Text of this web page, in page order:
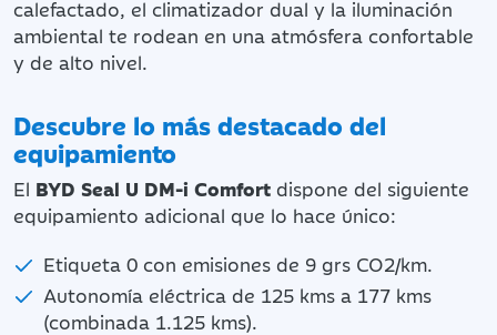
calefactado, el climatizador dual y la iluminación
ambiental te rodean en una atmósfera confortable
y de alto nivel.
Descubre lo más destacado del
equipamiento
El BYD Seal U DM-i Comfort dispone del siguiente
equipamiento adicional que lo hace único:
Etiqueta 0 con emisiones de 9 grs CO2/km.
Autonomía eléctrica de 125 kms a 177 kms
(combinada 1.125 kms).